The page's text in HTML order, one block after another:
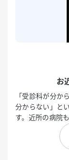
お
「受診科が分か
分からない」と
す。近所の病院